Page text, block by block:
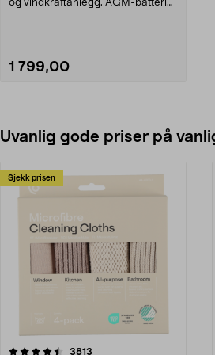
og vindkraftanlegg. AGM-batteri
1 799,00
Uvanlig gode priser på
Sjekk prisen
3813
4.5av 5 stjerner